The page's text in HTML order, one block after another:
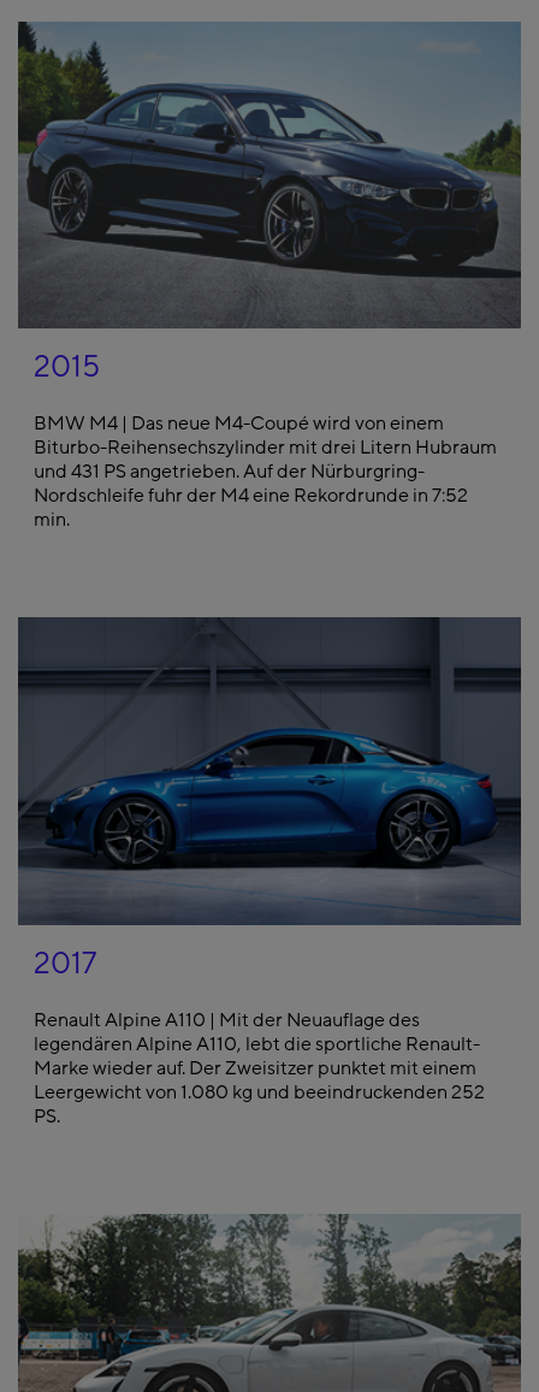
2015
BMW M4 | Das neue M4-Coupé wird von einem
Biturbo-Reihensechszylinder mit drei Litern Hubraum
und 431 PS angetrieben. Auf der Nürburgring-
Nordschleife fuhr der M4 eine Rekordrunde in 7:52
min.
2017
Renault Alpine A110 | Mit der Neuauflage des
legendären Alpine A110, lebt die sportliche Renault-
Marke wieder auf. Der Zweisitzer punktet mit einem
Leergewicht von 1.080 kg und beeindruckenden 252
PS.